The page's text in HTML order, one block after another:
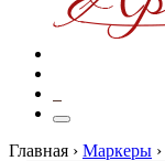
Главная › Маркеры ›